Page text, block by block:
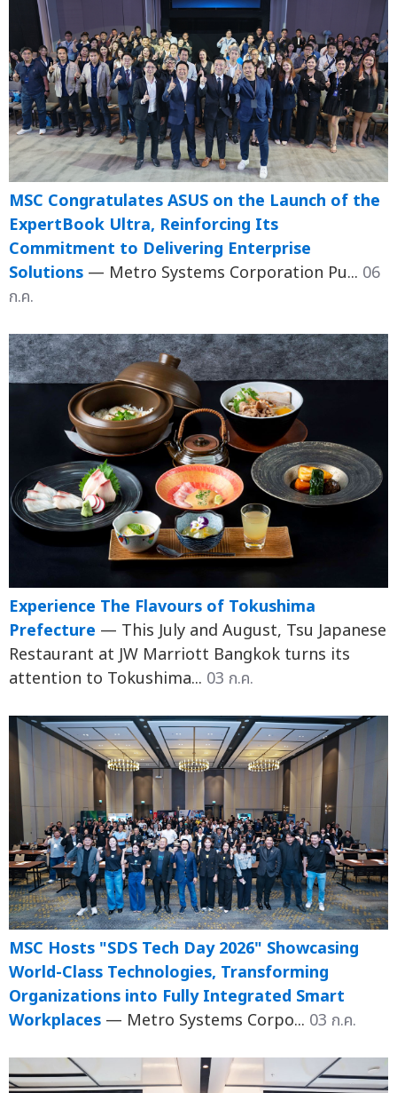
MSC Congratulates ASUS on the Launch of the
ExpertBook Ultra, Reinforcing Its
Commitment to Delivering Enterprise
Solutions — Metro Systems Corporation Pu... 06
ก.ค.
Experience The Flavours of Tokushima
Prefecture — This July and August, Tsu Japanese
Restaurant at JW Marriott Bangkok turns its
attention to Tokushima... 03 ก.ค.
MSC Hosts "SDS Tech Day 2026" Showcasing
World-Class Technologies, Transforming
Organizations into Fully Integrated Smart
Workplaces — Metro Systems Corpo... 03 ก.ค.